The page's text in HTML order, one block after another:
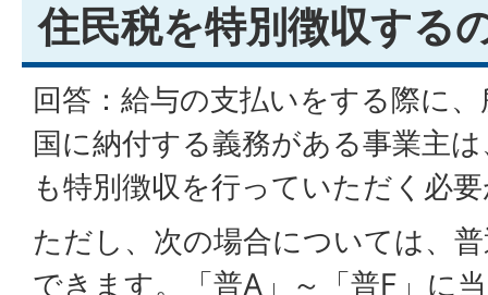
住民税を特別徴収する
回答：給与の支払いをする際に
国に納付する義務がある事業主
も特別徴収を行っていただく必
ただし、次の場合については、
できます。「普A」～「普F」に